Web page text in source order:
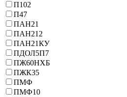
П102
П47
ПАН21
ПАН212
ПАН21КУ
ПДОЛ5П7
ПЖ60НХБ
ПЖК35
ПМФ
ПМФ10